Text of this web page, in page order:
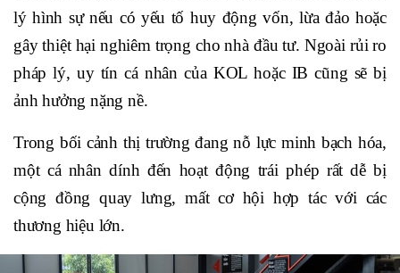
lý hình sự nếu có yếu tố huy động vốn, lừa đảo hoặc
gây thiệt hại nghiêm trọng cho nhà đầu tư. Ngoài rủi ro
pháp lý, uy tín cá nhân của KOL hoặc IB cũng sẽ bị
ảnh hưởng nặng nề.
Trong bối cảnh thị trường đang nỗ lực minh bạch hóa,
một cá nhân dính đến hoạt động trái phép rất dễ bị
cộng đồng quay lưng, mất cơ hội hợp tác với các
thương hiệu lớn.